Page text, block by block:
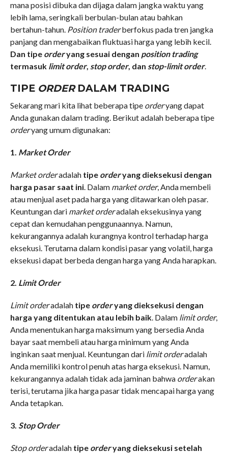
mana posisi dibuka dan dijaga dalam jangka waktu yang
lebih lama, seringkali berbulan-bulan atau bahkan
bertahun-tahun. Position traderberfokus pada tren jangka
panjang dan mengabaikan fluktuasi harga yang lebih kecil.
Dan tipe orderyang sesuai dengan position trading
termasuk limit order, stop order, dan stop-limit order.
TIPE ORDERDALAM TRADING
Sekarang mari kita lihat beberapa tipe orderyang dapat
Anda gunakan dalam trading. Berikut adalah beberapa tipe
orderyang umum digunakan:
1. Market Order
Market orderadalah tipe orderyang dieksekusi dengan
harga pasar saat ini. Dalam market order, Anda membeli
atau menjual aset pada harga yang ditawarkan oleh pasar.
Keuntungan dari market orderadalah eksekusinya yang
cepat dan kemudahan penggunaannya. Namun,
kekurangannya adalah kurangnya kontrol terhadap harga
eksekusi. Terutama dalam kondisi pasar yang volatil, harga
eksekusi dapat berbeda dengan harga yang Anda harapkan.
2. Limit Order
Limit orderadalah tipe orderyang dieksekusi dengan
harga yang ditentukan atau lebih baik. Dalam limit order,
Anda menentukan harga maksimum yang bersedia Anda
bayar saat membeli atau harga minimum yang Anda
inginkan saat menjual. Keuntungan dari limit orderadalah
Anda memiliki kontrol penuh atas harga eksekusi. Namun,
kekurangannya adalah tidak ada jaminan bahwa orderakan
terisi, terutama jika harga pasar tidak mencapai harga yang
Anda tetapkan.
3. Stop Order
Stop orderadalah tipe orderyang dieksekusi setelah